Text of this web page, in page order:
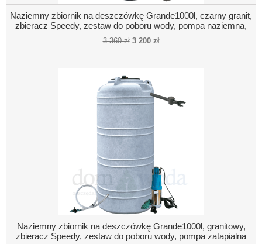
Naziemny zbiornik na deszczówkę Grande1000l, czarny granit,
zbieracz Speedy, zestaw do poboru wody, pompa naziemna,
połączenie pompa- zbiornik
3 360 zł 3 200 zł
Naziemny zbiornik na deszczówkę Grande1000l, granitowy,
zbieracz Speedy, zestaw do poboru wody, pompa zatapialna